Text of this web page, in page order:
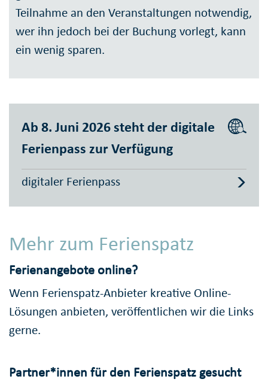
Teilnahme an den Veranstaltungen notwendig,
wer ihn jedoch bei der Buchung vorlegt, kann
ein wenig sparen.
Ab 8. Juni 2026 steht der digitale
Ferienpass zur Verfügung
digitaler Ferienpass
Mehr zum Ferienspatz
Ferienangebote online?
Wenn Ferienspatz-Anbieter kreative Online-
Lösungen anbieten, veröffentlichen wir die Links
gerne.
Partner*innen für den Ferienspatz gesucht